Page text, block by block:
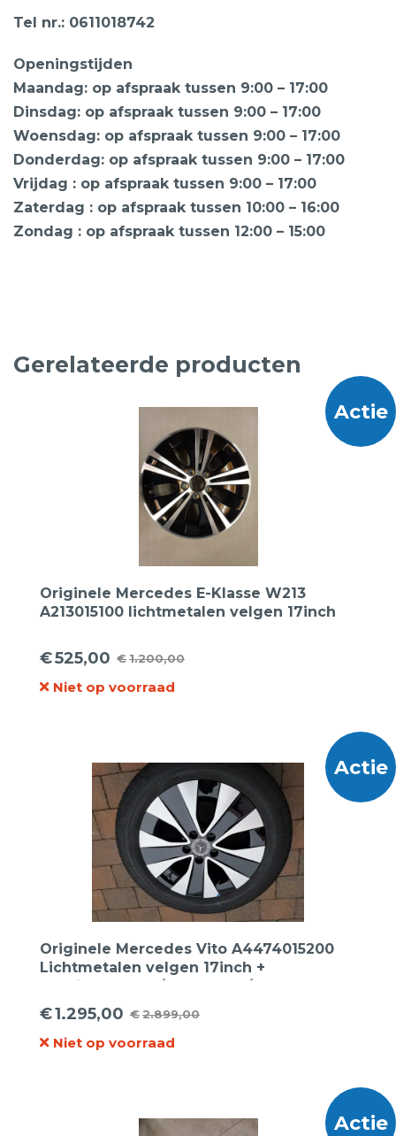
Tel nr.: 0611018742
Openingstijden
Maandag: op afspraak tussen 9:00 – 17:00
Dinsdag: op afspraak tussen 9:00 – 17:00
Woensdag: op afspraak tussen 9:00 – 17:00
Donderdag: op afspraak tussen 9:00 – 17:00
Vrijdag : op afspraak tussen 9:00 – 17:00
Zaterdag : op afspraak tussen 10:00 – 16:00
Zondag : op afspraak tussen 12:00 – 15:00
Gerelateerde producten
Actie
Originele Mercedes E-Klasse W213
A213015100 lichtmetalen velgen 17inch
€1.200,00
Oorspronkelijke
prijs
€525,00
Huidige
prijs
Niet op voorraad
Actie
Originele Mercedes Vito A4474015200
Lichtmetalen velgen 17inch +
Continental 225/55R17C 109/107H Vanco
200 zomer Bedrijfswagenbanden.
€2.899,00
Oorspronkelijke
prijs
€1.295,00
Huidige
prijs
Niet op voorraad
Actie